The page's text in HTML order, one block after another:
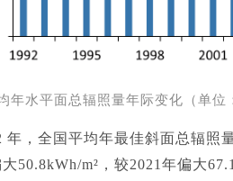
年水平面总辐照量年际变化（单位
年，全国平均年最佳斜面总辐照
50.8kWh/m²，较2021年偏大